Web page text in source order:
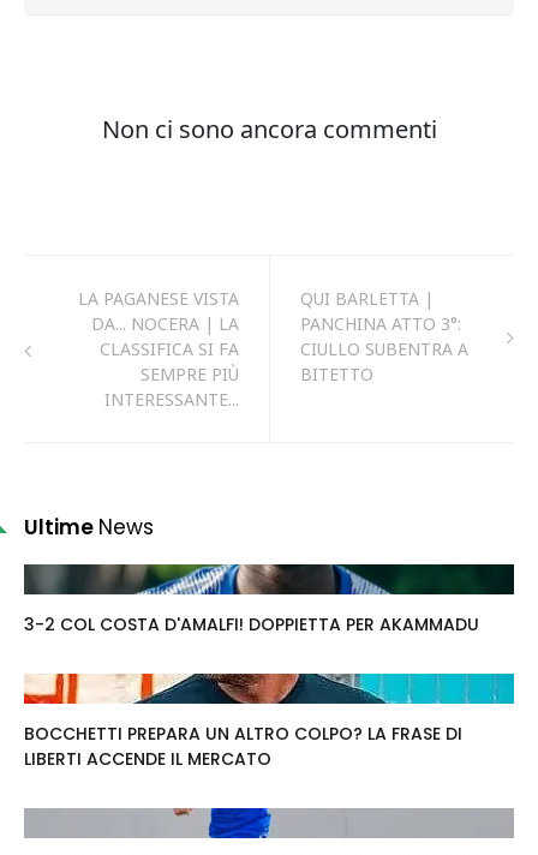
LA PAGANESE VISTA
DA... NOCERA | LA
CLASSIFICA SI FA
SEMPRE PIÙ
INTERESSANTE...
QUI BARLETTA |
PANCHINA ATTO 3°:
CIULLO SUBENTRA A
BITETTO
Ultime News
3-2 COL COSTA D'AMALFI! DOPPIETTA PER AKAMMADU
BOCCHETTI PREPARA UN ALTRO COLPO? LA FRASE DI
LIBERTI ACCENDE IL MERCATO